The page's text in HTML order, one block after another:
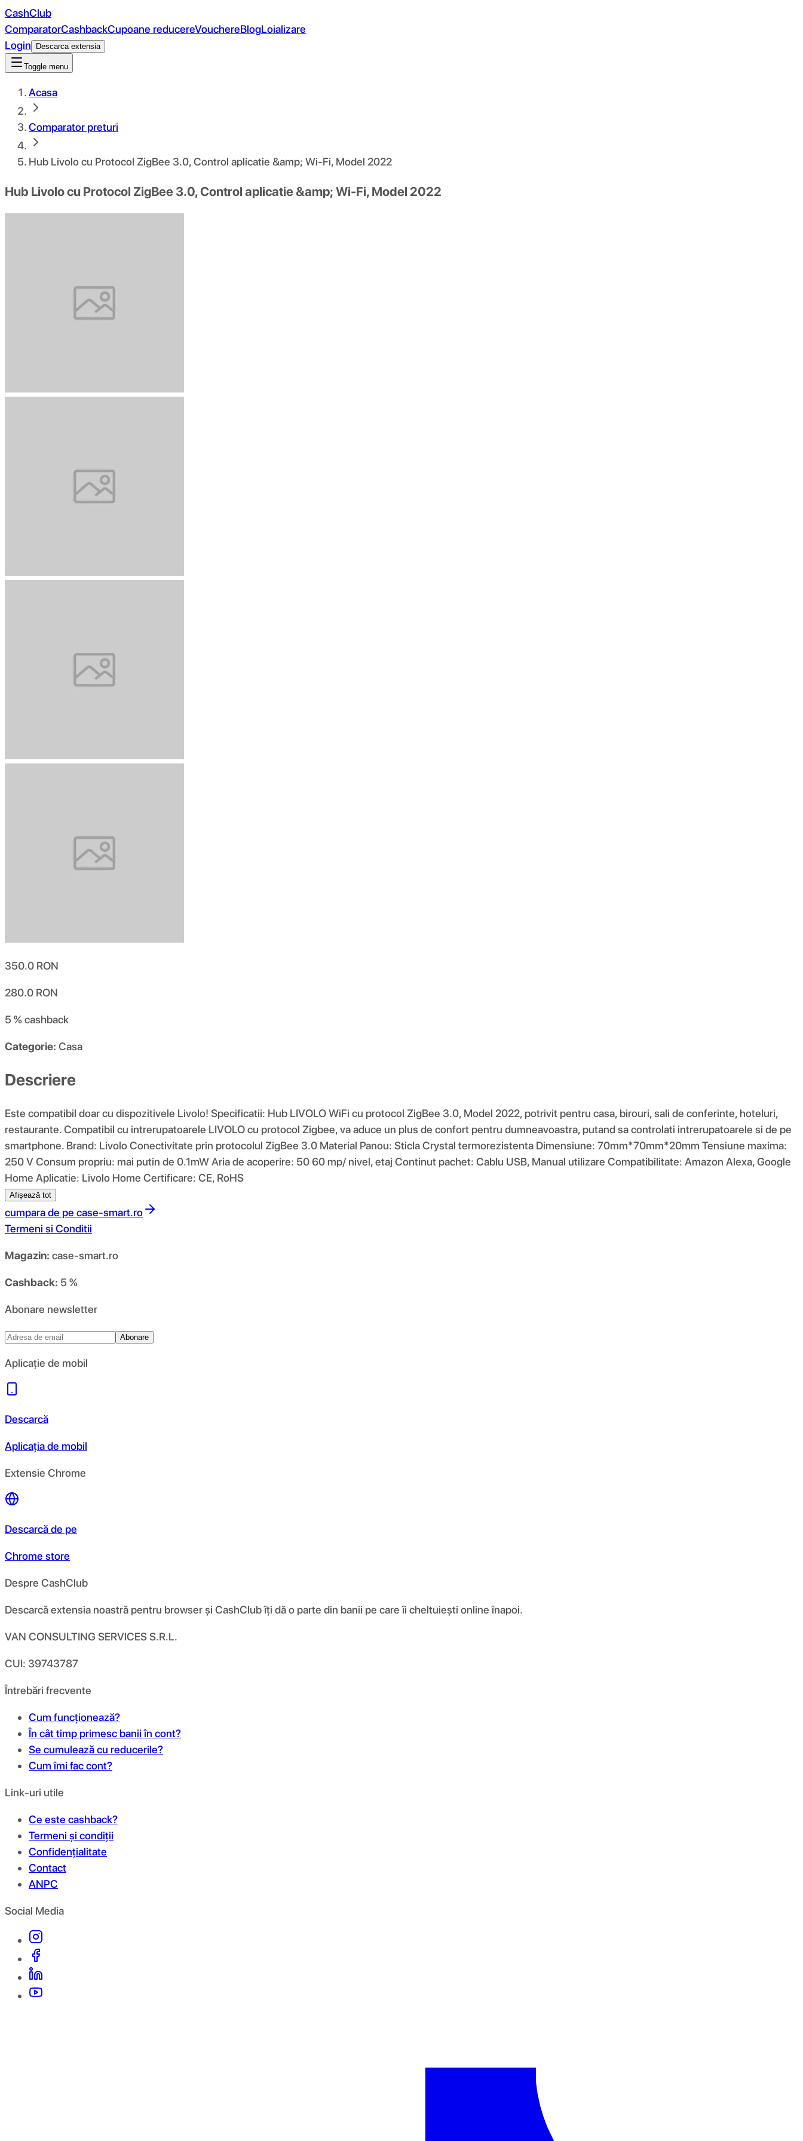
CashClub
ComparatorCashbackCupoane reducereVouchereBlogLoializare
Login
Descarca extensia
Toggle menu
Acasa
Comparator preturi
Hub Livolo cu Protocol ZigBee 3.0, Control aplicatie &amp; Wi-Fi, Model 2022
Hub Livolo cu Protocol ZigBee 3.0, Control aplicatie &amp; Wi-Fi, Model 2022
350.0 RON
280.0 RON
5 %cashback
Categorie: Casa
Descriere
Este compatibil doar cu dispozitivele Livolo! Specificatii: Hub LIVOLO WiFi cu protocol ZigBee 3.0, Model 2022, potrivit pentru casa, birouri, sali de conferinte, hoteluri,
restaurante. Compatibil cu intrerupatoarele LIVOLO cu protocol Zigbee, va aduce un plus de confort pentru dumneavoastra, putand sa controlati intrerupatoarele si de pe
smartphone. Brand: Livolo Conectivitate prin protocolul ZigBee 3.0 Material Panou: Sticla Crystal termorezistenta Dimensiune: 70mm*70mm*20mm Tensiune maxima:
250 V Consum propriu: mai putin de 0.1mW Aria de acoperire: 50 60 mp/ nivel, etaj Continut pachet: Cablu USB, Manual utilizare Compatibilitate: Amazon Alexa, Google
Home Aplicatie: Livolo Home Certificare: CE, RoHS
Afișează tot
cumpara de pe case-smart.ro
Termeni si Conditii
Magazin: case-smart.ro
Cashback: 5 %
Abonare newsletter
Abonare
Aplicație de mobil
Descarcă
Aplicația de mobil
Extensie Chrome
Descarcă de pe
Chrome store
Despre CashClub
Descarcă extensia noastră pentru browser și CashClub îți dă o parte din banii pe care îi cheltuiești online înapoi.
VAN CONSULTING SERVICES S.R.L.
CUI: 39743787
Întrebări frecvente
Cum funcționează?
În cât timp primesc banii în cont?
Se cumulează cu reducerile?
Cum îmi fac cont?
Link-uri utile
Ce este cashback?
Termeni și condiții
Confidențialitate
Contact
ANPC
Social Media